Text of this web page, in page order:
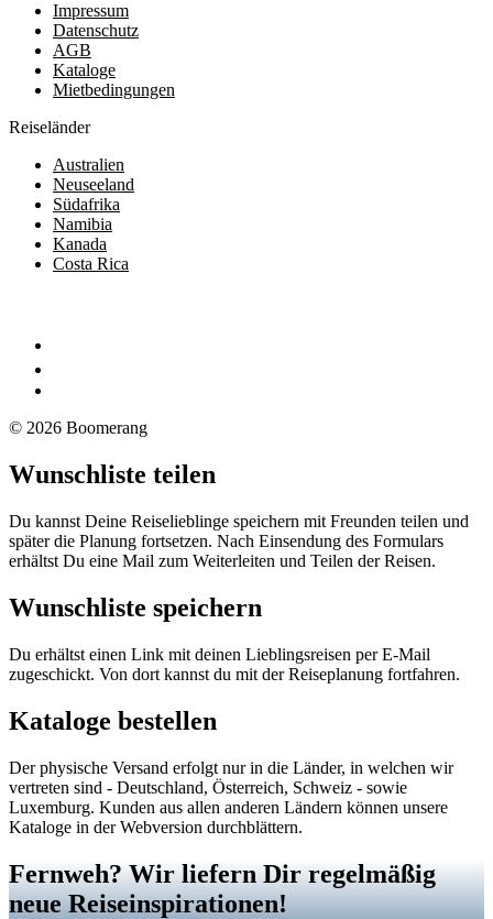
Impressum
Datenschutz
AGB
Kataloge
Mietbedingungen
Reiseländer
Australien
Neuseeland
Südafrika
Namibia
Kanada
Costa Rica
© 2026 Boomerang
Wunschliste teilen
Du kannst Deine Reiselieblinge speichern mit Freunden teilen und
später die Planung fortsetzen. Nach Einsendung des Formulars
erhältst Du eine Mail zum Weiterleiten und Teilen der Reisen.
Wunschliste speichern
Du erhältst einen Link mit deinen Lieblingsreisen per E-Mail
zugeschickt. Von dort kannst du mit der Reiseplanung fortfahren.
Kataloge bestellen
Der physische Versand erfolgt nur in die Länder, in welchen wir
vertreten sind - Deutschland, Österreich, Schweiz - sowie
Luxemburg. Kunden aus allen anderen Ländern können unsere
Kataloge in der Webversion durchblättern.
Fernweh? Wir liefern Dir regelmäßig
neue Reiseinspirationen!